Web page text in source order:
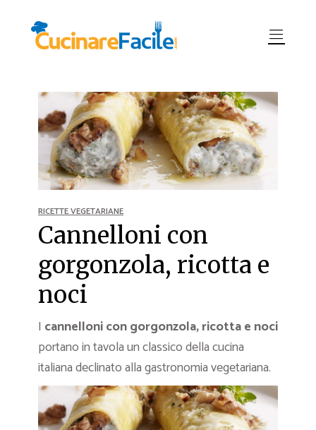
RICETTE VEGETARIANE
Cannelloni con
gorgonzola, ricotta e
noci
I cannelloni con gorgonzola, ricotta e noci
portano in tavola un classico della cucina
italiana declinato alla gastronomia vegetariana.